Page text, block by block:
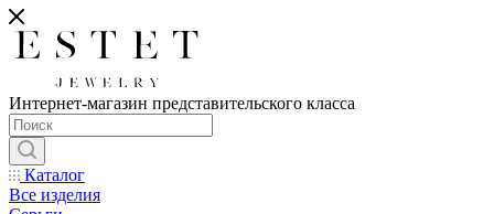
Интернет-магазин представительского класса
Каталог
Все изделия